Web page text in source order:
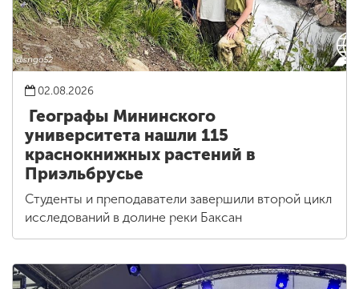
02.08.2026
Географы Мининского
университета нашли 115
краснокнижных растений в
Приэльбрусье
Студенты и преподаватели завершили второй цикл
исследований в долине реки Баксан